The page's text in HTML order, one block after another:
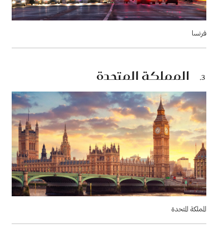
فرنسا
المملكة المتحدة
المملكة المتحدة